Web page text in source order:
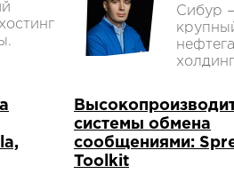
Сибур
системы обмена
сообщениями:
Toolkit